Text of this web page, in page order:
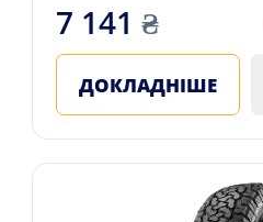
7 141 ₴
ДОКЛАДНІШЕ